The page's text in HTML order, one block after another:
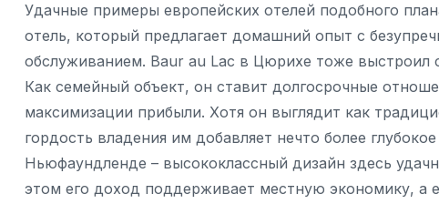
Удачные примеры европейских отелей подобного
отель, который предлагает домашний опыт с
обслуживанием. Baur au Lac в Цюрихе тоже
Как семейный объект, он ставит долгосрочные
максимизации прибыли. Хотя он выглядит как
гордость владения им добавляет нечто более
Ньюфаундленде – высококлассный дизайн здесь
этом его доход поддерживает местную экономику, а